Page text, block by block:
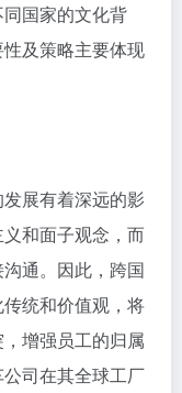
国家的文化背
及策略主要体现
展有着深远的影
和面子观念，而
通。因此，跨国
统和价值观，将
增强员工的归属
司在其全球工厂